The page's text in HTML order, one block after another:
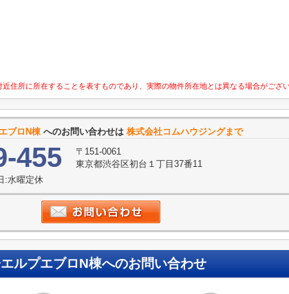
住所に所在することを表すものであり、実際の物件所在地とは異なる場合がござい
ブロN棟 へのお問い合わせは 株式会社コムハウジングまで
455
〒151-0061
東京都渋谷区初台１丁目37番11
:水曜定休
ルプエブロN棟へのお問い合わせ